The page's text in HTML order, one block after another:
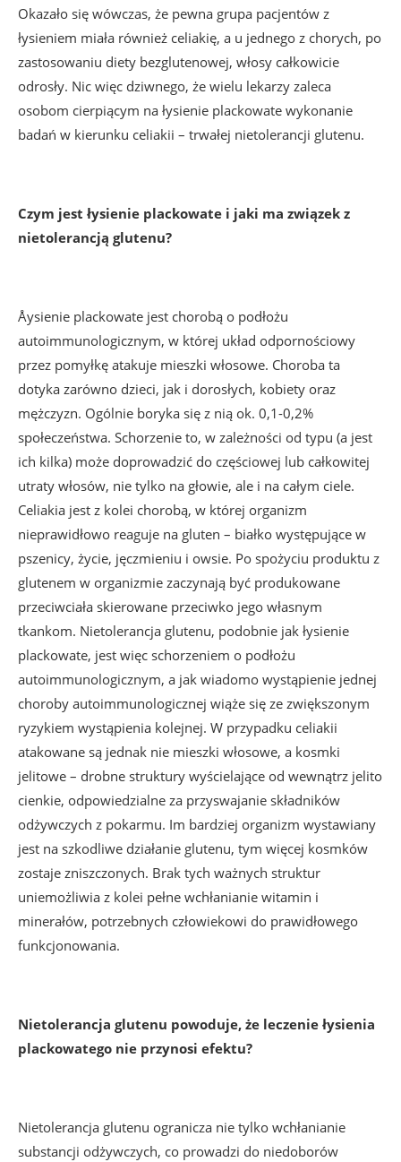
Okazało się wówczas, że pewna grupa pacjentów z
łysieniem miała również celiakię, a u jednego z chorych, po
zastosowaniu diety bezglutenowej, włosy całkowicie
odrosły. Nic więc dziwnego, że wielu lekarzy zaleca
osobom cierpiącym na łysienie plackowate wykonanie
badań w kierunku celiakii – trwałej nietolerancji glutenu.
Czym jest łysienie plackowate i jaki ma związek z
nietolerancją glutenu?
Åysienie plackowate jest chorobą o podłożu
autoimmunologicznym, w której układ odpornościowy
przez pomyłkę atakuje mieszki włosowe. Choroba ta
dotyka zarówno dzieci, jak i dorosłych, kobiety oraz
mężczyzn. Ogólnie boryka się z nią ok. 0,1-0,2%
społeczeństwa. Schorzenie to, w zależności od typu (a jest
ich kilka) może doprowadzić do częściowej lub całkowitej
utraty włosów, nie tylko na głowie, ale i na całym ciele.
Celiakia jest z kolei chorobą, w której organizm
nieprawidłowo reaguje na gluten – białko występujące w
pszenicy, życie, jęczmieniu i owsie. Po spożyciu produktu z
glutenem w organizmie zaczynają być produkowane
przeciwciała skierowane przeciwko jego własnym
tkankom. Nietolerancja glutenu, podobnie jak łysienie
plackowate, jest więc schorzeniem o podłożu
autoimmunologicznym, a jak wiadomo wystąpienie jednej
choroby autoimmunologicznej wiąże się ze zwiększonym
ryzykiem wystąpienia kolejnej. W przypadku celiakii
atakowane są jednak nie mieszki włosowe, a kosmki
jelitowe – drobne struktury wyścielające od wewnątrz jelito
cienkie, odpowiedzialne za przyswajanie składników
odżywczych z pokarmu. Im bardziej organizm wystawiany
jest na szkodliwe działanie glutenu, tym więcej kosmków
zostaje zniszczonych. Brak tych ważnych struktur
uniemożliwia z kolei pełne wchłanianie witamin i
minerałów, potrzebnych człowiekowi do prawidłowego
funkcjonowania.
Nietolerancja glutenu powoduje, że leczenie łysienia
plackowatego nie przynosi efektu?
Nietolerancja glutenu ogranicza nie tylko wchłanianie
substancji odżywczych, co prowadzi do niedoborów